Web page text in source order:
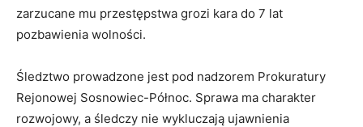
zarzucane mu przestępstwa grozi kara do 7 lat
pozbawienia wolności.
Śledztwo prowadzone jest pod nadzorem Prokuratury
Rejonowej Sosnowiec-Północ. Sprawa ma charakter
rozwojowy, a śledczy nie wykluczają ujawnienia